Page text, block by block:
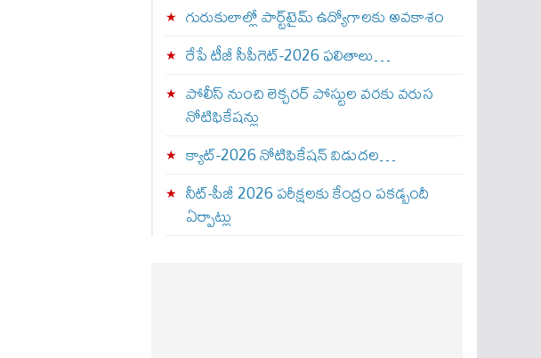
గురుకులాల్లో పార్ట్‌టైమ్ ఉద్యోగాలకు అవకాశం
రేపే టీజీ సీపీగెట్‌-2026 ఫలితాలు…
పోలీస్ నుంచి లెక్చరర్ పోస్టుల వరకు వరుస
నోటిఫికేషన్లు
క్యాట్-2026 నోటిఫికేషన్ విడుదల…
నీట్-పీజీ 2026 పరీక్షలకు కేంద్రం పకడ్బందీ
ఏర్పాట్లు